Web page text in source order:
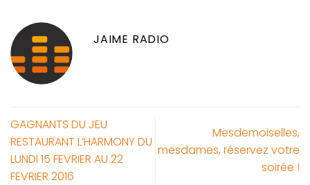
JAIME RADIO
GAGNANTS DU JEU
RESTAURANT L’HARMONY DU
LUNDI 15 FEVRIER AU 22
FEVRIER 2016
Mesdemoiselles,
mesdames, réservez votre
soirée !